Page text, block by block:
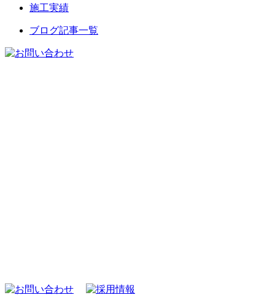
施工実績
ブログ記事一覧